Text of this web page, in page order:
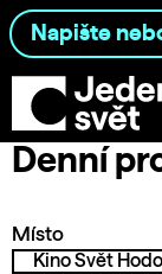
Denní
Místo